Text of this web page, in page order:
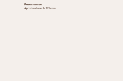
Power reserve
Aproximadamente 72 horas